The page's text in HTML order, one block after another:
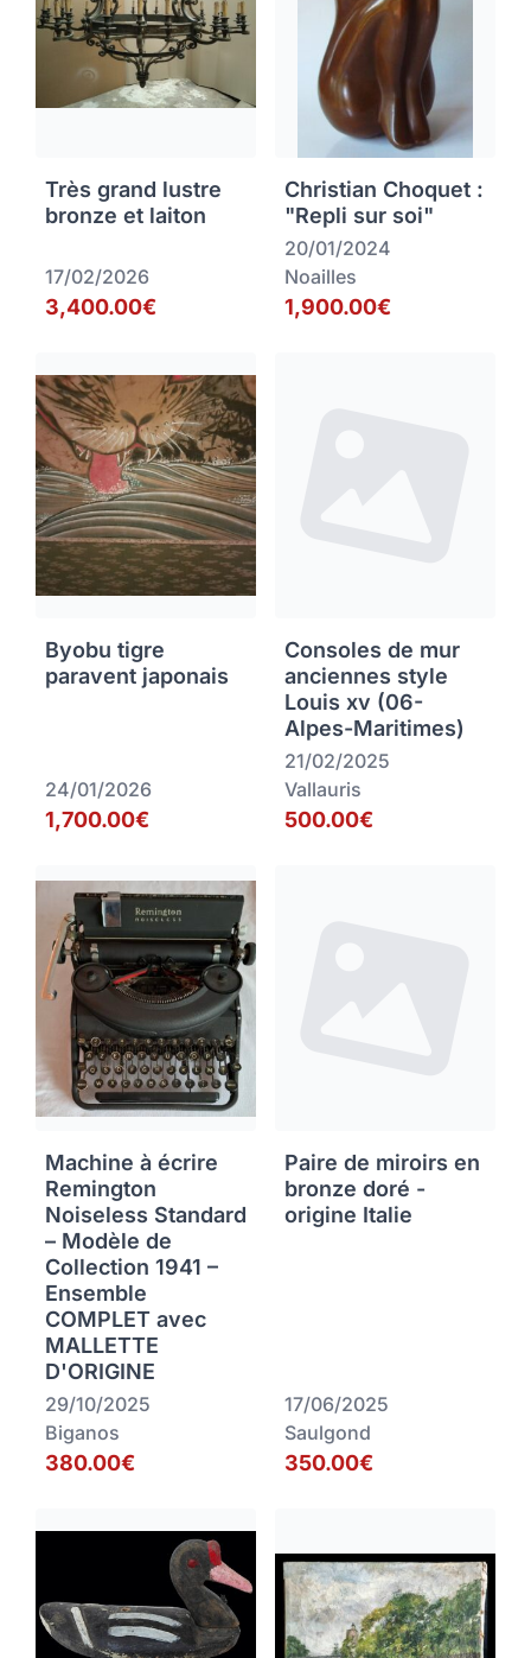
Très grand lustre
bronze et laiton
17/02/2026
3,400.00€
Christian Choquet :
"Repli sur soi"
20/01/2024
Noailles
1,900.00€
Byobu tigre
paravent japonais
24/01/2026
1,700.00€
Consoles de mur
anciennes style
Louis xv (06-
Alpes-Maritimes)
21/02/2025
Vallauris
500.00€
Machine à écrire
Remington
Noiseless Standard
– Modèle de
Collection 1941 –
Ensemble
COMPLET avec
MALLETTE
D'ORIGINE
29/10/2025
Biganos
380.00€
Paire de miroirs en
bronze doré -
origine Italie
17/06/2025
Saulgond
350.00€